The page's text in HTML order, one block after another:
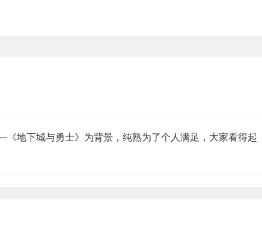
地下城与勇士》为背景，纯熟为了个人满足，大家看得起